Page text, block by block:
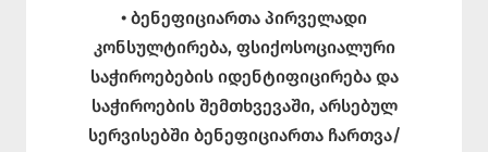
• ბენეფიციართა პირველადი
კონსულტირება, ფსიქოსოციალური
საჭიროებების იდენტიფიცირება და
საჭიროების შემთხვევაში, არსებულ
სერვისებში ბენეფიციართა ჩართვა/